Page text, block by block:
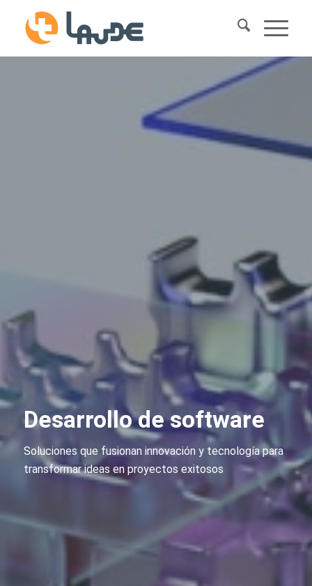
Desarrollo de software
Soluciones que fusionan innovación y tecnología para
transformar ideas en proyectos exitosos